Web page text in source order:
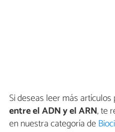
Si deseas leer más artículos
entre el ADN y el ARN, te
en nuestra categoría de